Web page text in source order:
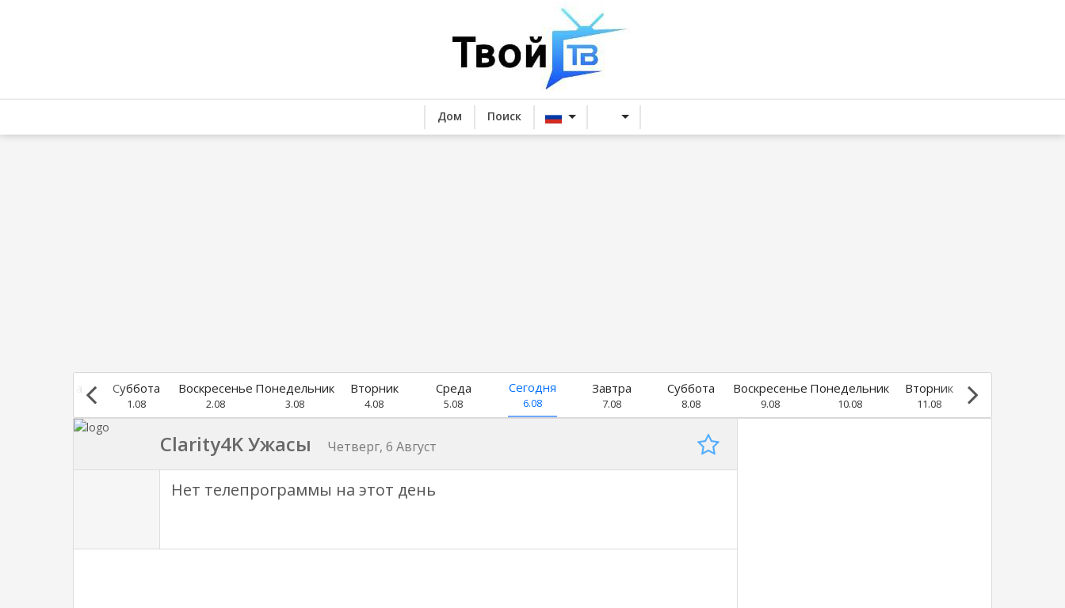
Дом Поиск
Пятница Суббота
1.08
Воскресенье
2.08
Понедельник
3.08
Вторник
4.08
Среда
5.08
Сегодня
6.08
Завтра
7.08
Суббота
8.08
Воскресенье
9.08
Понедельник
10.08
Вторник
11.08
Clarity4K Ужасы Четверг, 6 Август
Нет телепрограммы на этот день